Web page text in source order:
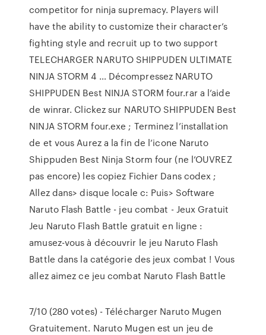
competitor for ninja supremacy. Players will
have the ability to customize their character’s
fighting style and recruit up to two support
TELECHARGER NARUTO SHIPPUDEN ULTIMATE
NINJA STORM 4 … Décompressez NARUTO
SHIPPUDEN Best NINJA STORM four.rar a l’aide
de winrar. Clickez sur NARUTO SHIPPUDEN Best
NINJA STORM four.exe ; Terminez l’installation
de et vous Aurez a la fin de l’icone Naruto
Shippuden Best Ninja Storm four (ne l’OUVREZ
pas encore) les copiez Fichier Dans codex ;
Allez dans> disque locale c: Puis> Software
Naruto Flash Battle - jeu combat - Jeux Gratuit
Jeu Naruto Flash Battle gratuit en ligne :
amusez-vous à découvrir le jeu Naruto Flash
Battle dans la catégorie des jeux combat ! Vous
allez aimez ce jeu combat Naruto Flash Battle
7/10 (280 votes) - Télécharger Naruto Mugen
Gratuitement. Naruto Mugen est un jeu de